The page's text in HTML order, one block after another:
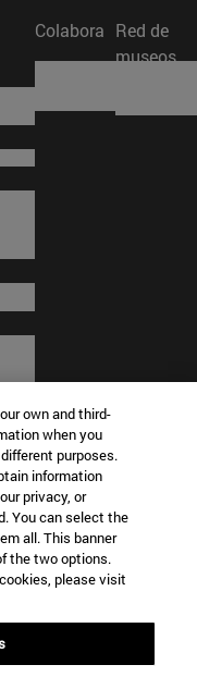
Colabora Red de
museos
own and third-
when you
purposes.
information
privacy, or
You can select the
all. This banner
the two options.
please visit